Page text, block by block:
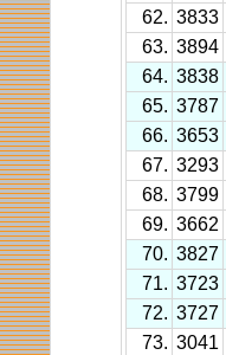
62. 3833
63. 3894
64. 3838
65. 3787
66. 3653
67. 3293
68. 3799
69. 3662
70. 3827
71. 3723
72. 3727
73. 3041